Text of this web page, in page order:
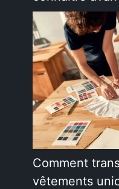
Comment
vêtements